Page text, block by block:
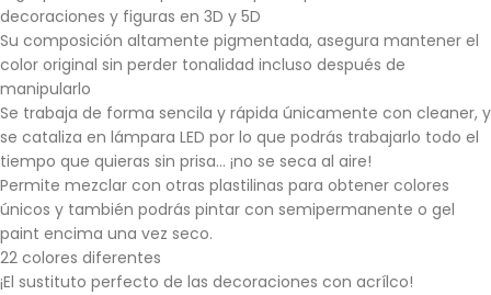
decoraciones y figuras en 3D y 5D
Su composición altamente pigmentada, asegura mantener el
color original sin perder tonalidad incluso después de
manipularlo
Se trabaja de forma sencila y rápida únicamente con cleaner, y
se cataliza en lámpara LED por lo que podrás trabajarlo todo el
tiempo que quieras sin prisa… ¡no se seca al aire!
Permite mezclar con otras plastilinas para obtener colores
únicos y también podrás pintar con semipermanente o gel
paint encima una vez seco.
22 colores diferentes
¡El sustituto perfecto de las decoraciones con acrílco!